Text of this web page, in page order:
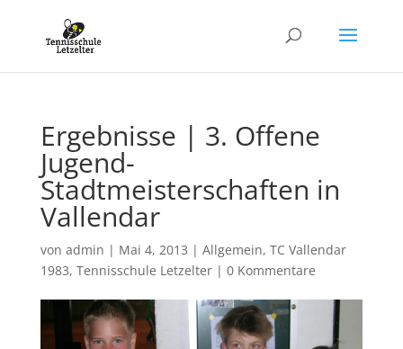
Ergebnisse | 3. Offene
Jugend-
Stadtmeisterschaften in
Vallendar
von admin | Mai 4, 2013 | Allgemein, TC Vallendar
1983, Tennisschule Letzelter| 0 Kommentare